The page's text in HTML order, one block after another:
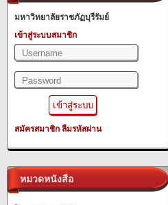
มหาวิทยาลัยราชภัฏบุรีรัมย์
เข้าสู่ระบบสมาชิก
สมัครสมาชิก ลืมรหัสผ่าน
หมวดหนังสือ